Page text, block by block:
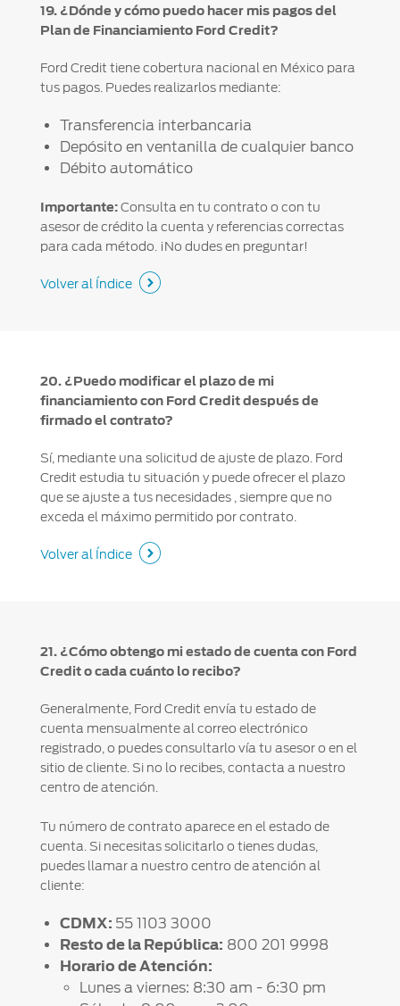
19. ¿Dónde y cómo puedo hacer mis pagos del
Plan de Financiamiento Ford Credit?
Ford Credit tiene cobertura nacional en México para
tus pagos. Puedes realizarlos mediante:
Transferencia interbancaria
Depósito en ventanilla de cualquier banco
Débito automático
Importante:Consulta en tu contrato o con tu
asesor de crédito la cuenta y referencias correctas
para cada método. ¡No dudes en preguntar!
Volver al Índice
20. ¿Puedo modificar el plazo de mi
financiamiento con Ford Credit después de
firmado el contrato?
Sí, mediante una solicitud de ajuste de plazo. Ford
Credit estudia tu situación y puede ofrecer el plazo
que se ajuste a tus necesidades , siempre que no
exceda el máximo permitido por contrato.
Volver al Índice
21. ¿Cómo obtengo mi estado de cuenta con Ford
Credit o cada cuánto lo recibo?
Generalmente, Ford Credit envía tu estado de
cuenta mensualmente al correo electrónico
registrado, o puedes consultarlo vía tu asesor o en el
sitio de cliente. Si no lo recibes, contacta a nuestro
centro de atención.
Tu número de contrato aparece en el estado de
cuenta. Si necesitas solicitarlo o tienes dudas,
puedes llamar a nuestro centro de atención al
cliente:
CDMX: 55 1103 3000
Resto de la República: 800 201 9998
Horario de Atención:
Lunes a viernes: 8:30 am - 6:30 pm